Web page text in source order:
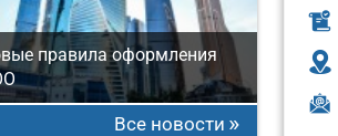
правила оформления
Все новости